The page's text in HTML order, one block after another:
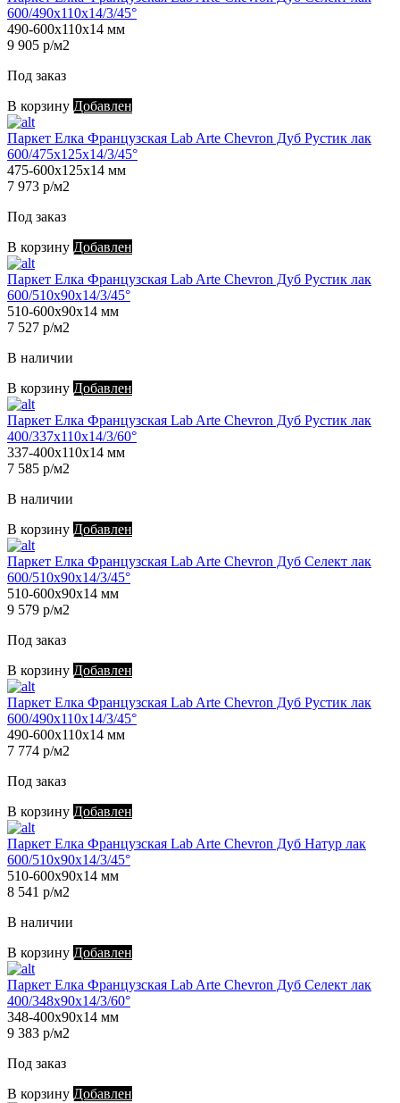
600/490х110х14/3/45°
490-600х110х14 мм
9 905 р/м2
Под заказ
В корзину Добавлен
Паркет Елка Французская Lab Arte Chevron Дуб Рустик лак
600/475х125х14/3/45°
475-600х125х14 мм
7 973 р/м2
Под заказ
В корзину Добавлен
Паркет Елка Французская Lab Arte Chevron Дуб Рустик лак
600/510х90х14/3/45°
510-600х90х14 мм
7 527 р/м2
В наличии
В корзину Добавлен
Паркет Елка Французская Lab Arte Chevron Дуб Рустик лак
400/337х110х14/3/60°
337-400х110х14 мм
7 585 р/м2
В наличии
В корзину Добавлен
Паркет Елка Французская Lab Arte Chevron Дуб Селект лак
600/510х90х14/3/45°
510-600х90х14 мм
9 579 р/м2
Под заказ
В корзину Добавлен
Паркет Елка Французская Lab Arte Chevron Дуб Рустик лак
600/490х110х14/3/45°
490-600х110х14 мм
7 774 р/м2
Под заказ
В корзину Добавлен
Паркет Елка Французская Lab Arte Chevron Дуб Натур лак
600/510х90х14/3/45°
510-600х90х14 мм
8 541 р/м2
В наличии
В корзину Добавлен
Паркет Елка Французская Lab Arte Chevron Дуб Селект лак
400/348х90х14/3/60°
348-400х90х14 мм
9 383 р/м2
Под заказ
В корзину Добавлен